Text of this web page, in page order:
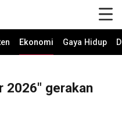
Ekonomi Gaya Hidup
2026" gerakan